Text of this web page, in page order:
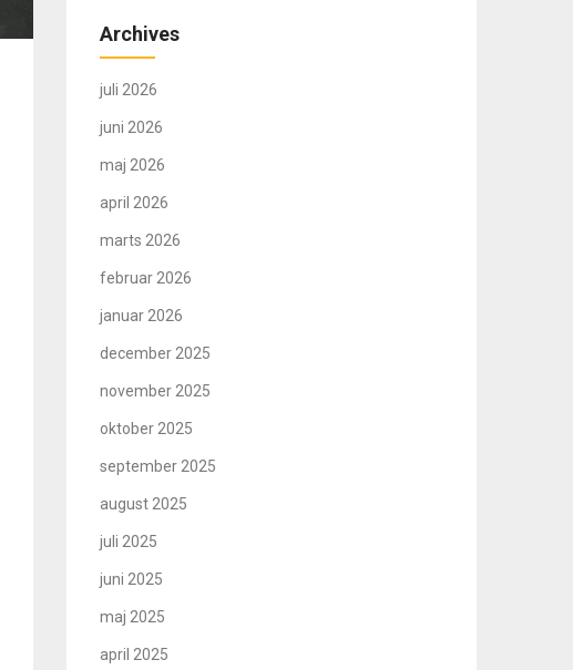
Archives
juli 2026
juni 2026
maj 2026
april 2026
marts 2026
februar 2026
januar 2026
december 2025
november 2025
oktober 2025
september 2025
august 2025
juli 2025
juni 2025
maj 2025
april 2025